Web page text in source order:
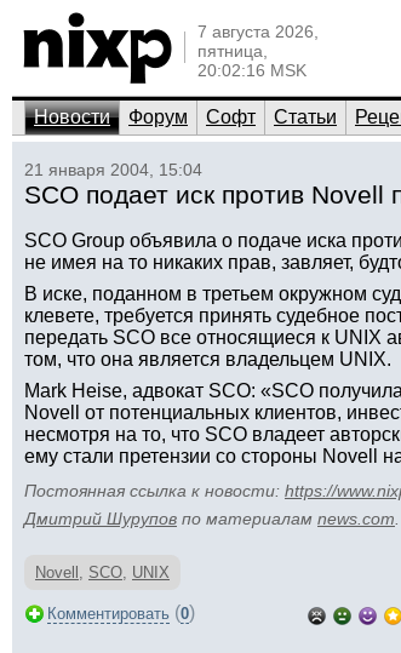
7 августа 2026,
пятница,
20:02:16 MSK
Новости Форум Софт Статьи
21 января 2004, 15:04
SCO подает иск против Novell
SCO Group объявила о подаче иска
не имея на то никаких прав, завляет,
В иске, поданном в третьем окружном
клевете, требуется принять судебное
передать SCO все относящиеся к UNIX
том, что она является владельцем UNIX.
Mark Heise, адвокат SCO: «SCO
Novell от потенциальных клиентов,
несмотря на то, что SCO владеет
ему стали претензии со стороны Novell
Постоянная ссылка к новости: https://
Дмитрий Шурупов по материалам news.com
Novell , SCO, UNIX
Комментировать (0)